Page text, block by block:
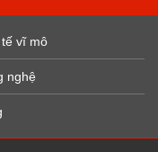
tế vĩ mô
nghệ